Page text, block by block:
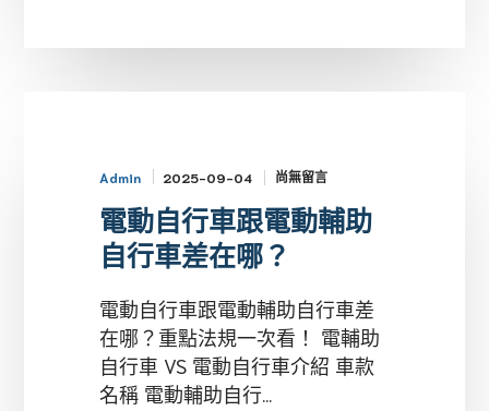
Admin 2025-09-04 尚無留言
電動自行車跟電動輔助
自行車差在哪？
電動自行車跟電動輔助自行車差
在哪？重點法規一次看！ 電輔助
自行車 VS 電動自行車介紹 車款
名稱 電動輔助自行...